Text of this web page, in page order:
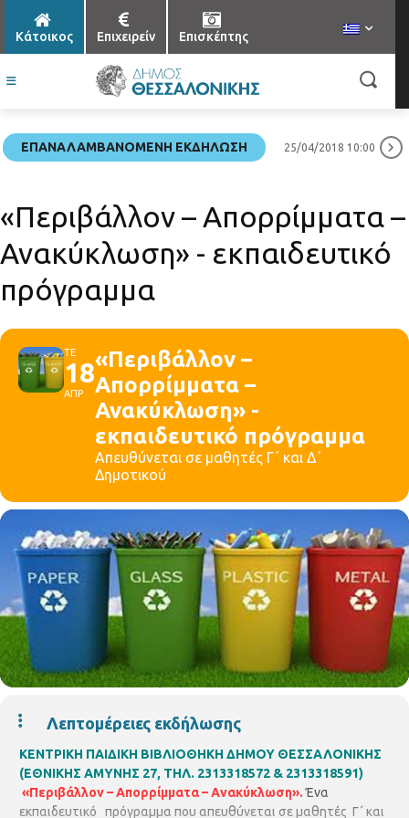
Κάτοικος Επιχειρείν Επισκέπτης
ΕΠΑΝΑΛΑΜΒΑΝΌΜΕΝΗ ΕΚΔΉΛΩΣΗ 25/04/2018 10:00
«Περιβάλλον – Απορρίμματα –
Ανακύκλωση» - εκπαιδευτικό
πρόγραμμα
ΤΕ
18
ΑΠΡ
«Περιβάλλον –
Απορρίμματα –
Ανακύκλωση» -
εκπαιδευτικό πρόγραμμα
Απευθύνεται σε μαθητές Γ΄ και Δ΄
Δημοτικού
Λεπτομέρειες εκδήλωσης
ΚΕΝΤΡΙΚΗ ΠΑΙΔΙΚΗ ΒΙΒΛΙΟΘΗΚΗ ΔΗΜΟΥ ΘΕΣΣΑΛΟΝΙΚΗΣ
(ΕΘΝΙΚΗΣ ΑΜΥΝΗΣ 27, ΤΗΛ. 2313318572 & 2313318591)
«Περιβάλλον – Απορρίμματα – Ανακύκλωση».Ένα
εκπαιδευτικό πρόγραμμα που απευθύνεται σε μαθητές Γ΄ και